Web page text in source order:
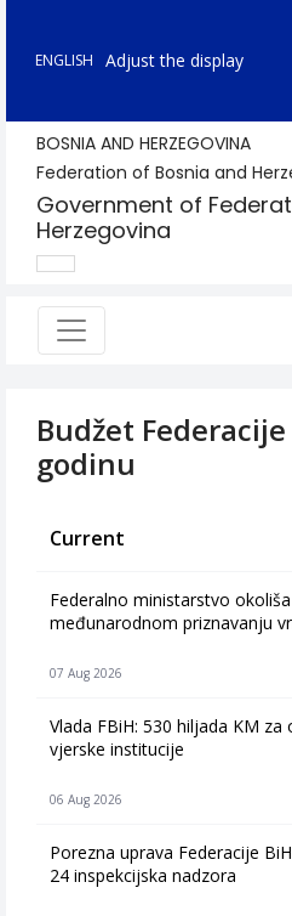
ENGLISH Adjust the display
BOSNIA AND HERZEGOVINA
Federation of Bosnia and
Government of
Herzegovina
Budžet
godinu
Current
Federalno ministarstvo
međunarodnom priznavanju
07 Aug 2026
Vlada FBiH: 530 hiljada KM
vjerske institucije
06 Aug 2026
Porezna uprava Federacije
24 inspekcijska nadzora